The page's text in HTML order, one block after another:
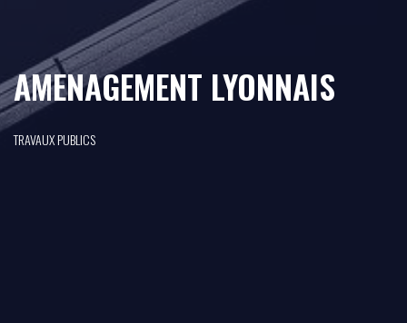
AMENAGEMENT LYONNAIS
TRAVAUX PUBLICS